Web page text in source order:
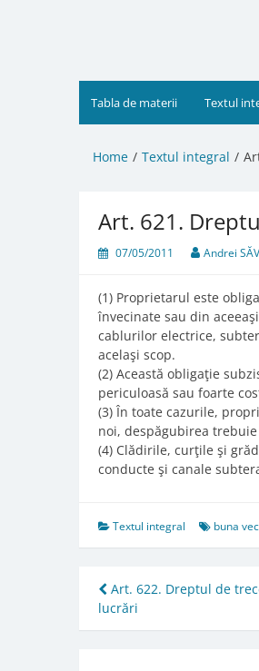
Tabla de materii Textul
Home Textul integral
Art. 621.
07/05/2011 Andrei
(1) Proprietarul este
învecinate sau din
cablurilor electrice,
acelaşi scop.
(2) Această obligaţie
periculoasă sau foarte
(3) În toate cazurile,
noi, despăgubirea
(4) Clădirile, curţile şi
conducte şi canale
Textul integral buna
Post
navigation
Art. 622. Dreptul de
lucrări